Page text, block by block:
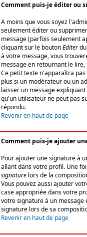
Comment puis-je éditer ou
A moins que vous soyez
seulement éditer ou
message (parfois seulement
cliquant sur le boutonEditer
à votre message, vous
message en retournant le
Ce petit texte n'apparaîtra
plus si un modérateur ou un
laisser un message
qu'un utilisateur ne peut pas
répondu.
Revenir en haut de page
Comment puis-je ajouter
Pour ajouter une signature à
allant dans votre profil. Une
signature lors de la
Vous pouvez aussi ajouter
case appropriée dans votre
votre signature à un message
signature lors de sa
Revenir en haut de page